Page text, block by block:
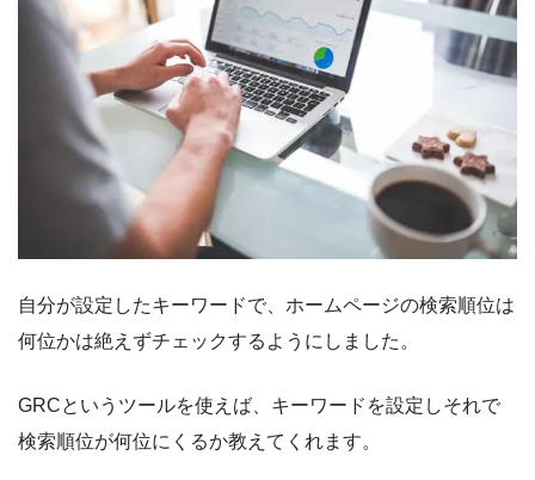
自分が設定したキーワードで、ホームページの検索順位は
何位かは絶えずチェックするようにしました。
GRCというツールを使えば、キーワードを設定しそれで
検索順位が何位にくるか教えてくれます。